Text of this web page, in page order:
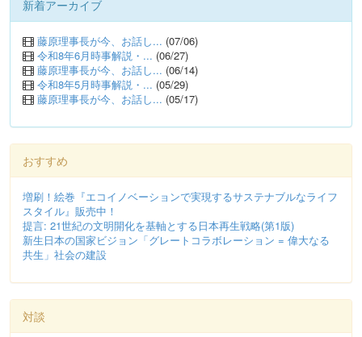
新着アーカイブ
藤原理事長が今、お話し... (07/06)
令和8年6月時事解説・... (06/27)
藤原理事長が今、お話し... (06/14)
令和8年5月時事解説・... (05/29)
藤原理事長が今、お話し... (05/17)
おすすめ
増刷！絵巻『エコイノベーションで実現するサステナブルなライフ
スタイル』販売中！
提言: 21世紀の文明開化を基軸とする日本再生戦略(第1版)
新生日本の国家ビジョン「グレートコラボレーション = 偉大なる
共生」社会の建設
対談